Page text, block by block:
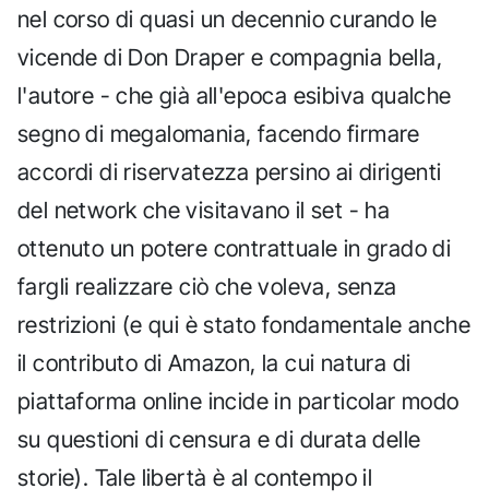
nel corso di quasi un decennio curando le
vicende di Don Draper e compagnia bella,
l'autore - che già all'epoca esibiva qualche
segno di megalomania, facendo firmare
accordi di riservatezza persino ai dirigenti
del network che visitavano il set - ha
ottenuto un potere contrattuale in grado di
fargli realizzare ciò che voleva, senza
restrizioni (e qui è stato fondamentale anche
il contributo di Amazon, la cui natura di
piattaforma online incide in particolar modo
su questioni di censura e di durata delle
storie). Tale libertà è al contempo il